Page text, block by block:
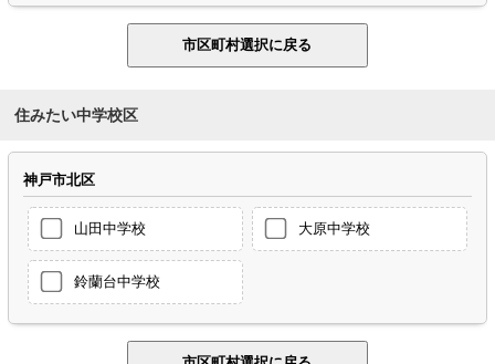
住みたい中学校区
神戸市北区
山田中学校 大原中学校
鈴蘭台中学校